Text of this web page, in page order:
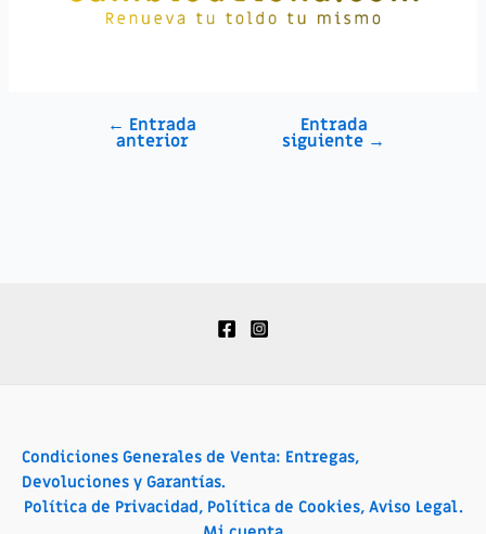
← Entrada
anterior
Entrada
siguiente →
Condiciones Generales de Venta: Entregas,
Devoluciones y Garantías.
Política de Privacidad, Política de Cookies, Aviso Legal.